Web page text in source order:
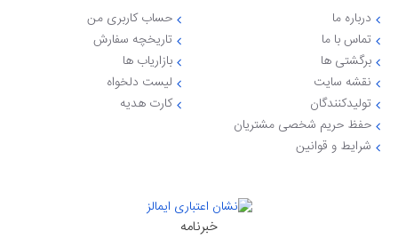
درباره ما
تماس با ما
برگشتی ها
نقشه سایت
تولیدکنندگان
حفظ حریم شخصی مشتریان
شرایط و قوانین
حساب کاربری من
تاریخچه سفارش
بازاریاب ها
لیست دلخواه
کارت هدیه
خبرنامه